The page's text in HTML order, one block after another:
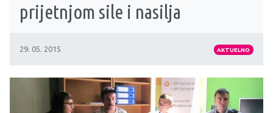
prijetnjom sile i nasilja
29. 05. 2015 AKTUELNO